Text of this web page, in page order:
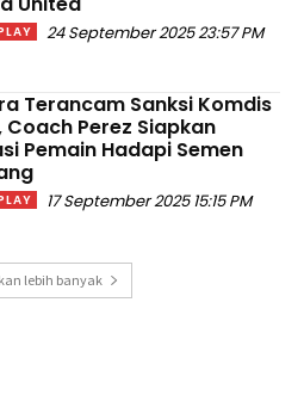
24 September 2025 23:57 PM
Terancam Sanksi Komdis
Coach Perez Siapkan
Pemain Hadapi Semen
17 September 2025 15:15 PM
lebih banyak